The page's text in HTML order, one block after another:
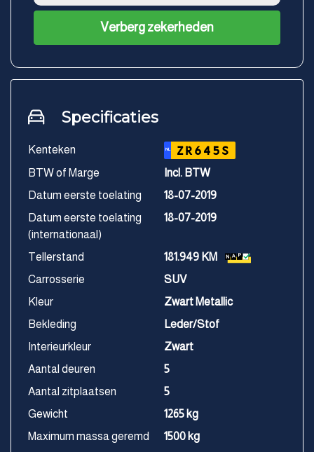
Verberg zekerheden
Specificaties
Kenteken NL ZR645S
BTW of Marge
Incl. BTW
Datum eerste toelating
18-07-2019
Datum eerste toelating
(internationaal)
18-07-2019
Tellerstand
181.949 KM
Carrosserie
SUV
Kleur
Zwart Metallic
Bekleding
Leder/Stof
Interieurkleur
Zwart
Aantal deuren
5
Aantal zitplaatsen
5
Gewicht
1265 kg
Maximum massa geremd
1500 kg